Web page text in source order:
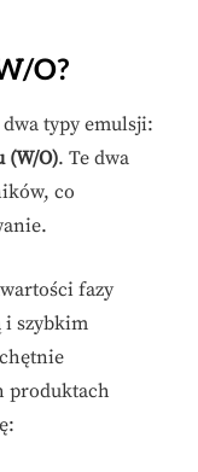
O?
typy emulsji:
(W/O). Te dwa
co
fazy
i szybkim
produktach